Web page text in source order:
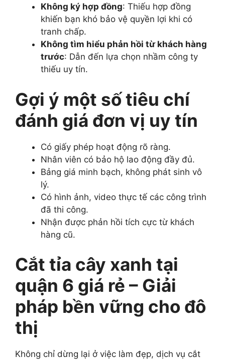
Không ký hợp đồng: Thiếu hợp đồng
khiến bạn khó bảo vệ quyền lợi khi có
tranh chấp.
Không tìm hiểu phản hồi từ khách hàng
trước: Dẫn đến lựa chọn nhầm công ty
thiếu uy tín.
Gợi ý một số tiêu chí
đánh giá đơn vị uy tín
Có giấy phép hoạt động rõ ràng.
Nhân viên có bảo hộ lao động đầy đủ.
Bảng giá minh bạch, không phát sinh vô
lý.
Có hình ảnh, video thực tế các công trình
đã thi công.
Nhận được phản hồi tích cực từ khách
hàng cũ.
Cắt tỉa cây xanh tại
quận 6 giá rẻ – Giải
pháp bền vững cho đô
thị
Không chỉ dừng lại ở việc làm đẹp, dịch vụ cắt